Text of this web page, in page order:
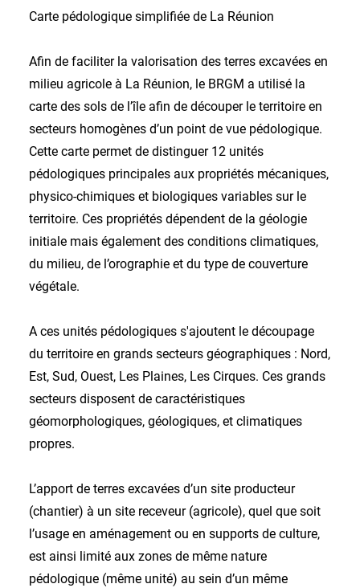
Carte pédologique simplifiée de La Réunion
Afin de faciliter la valorisation des terres excavées en
milieu agricole à La Réunion, le BRGM a utilisé la
carte des sols de l’île afin de découper le territoire en
secteurs homogènes d’un point de vue pédologique.
Cette carte permet de distinguer 12 unités
pédologiques principales aux propriétés mécaniques,
physico-chimiques et biologiques variables sur le
territoire. Ces propriétés dépendent de la géologie
initiale mais également des conditions climatiques,
du milieu, de l’orographie et du type de couverture
végétale.
A ces unités pédologiques s'ajoutent le découpage
du territoire en grands secteurs géographiques : Nord,
Est, Sud, Ouest, Les Plaines, Les Cirques. Ces grands
secteurs disposent de caractéristiques
géomorphologiques, géologiques, et climatiques
propres.
L’apport de terres excavées d’un site producteur
(chantier) à un site receveur (agricole), quel que soit
l’usage en aménagement ou en supports de culture,
est ainsi limité aux zones de même nature
pédologique (même unité) au sein d’un même